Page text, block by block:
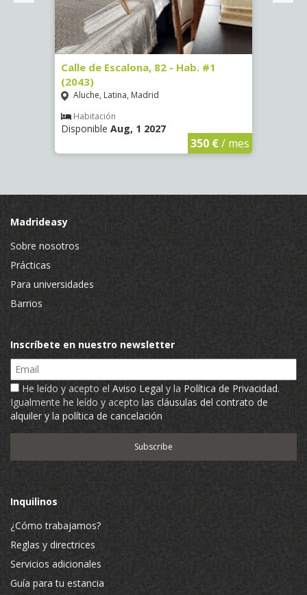
Calle de Escalona, 82 - Hab. #1
(2043)
Aluche, Latina, Madrid
Habitación
Disponible Aug, 1 2027
350 €/ mes
Madrideasy
Sobre nosotros
Prácticas
Para universidades
Barrios
Inscríbete en nuestro newsletter
Email
He leído y acepto el Aviso Legal y la Política de Privacidad.
Igualmente he leído y acepto las cláusulas del contrato de
alquiler y la política de cancelación
Inquilinos
¿Cómo trabajamos?
Reglas y directrices
Servicios adicionales
Guía para tu estancia